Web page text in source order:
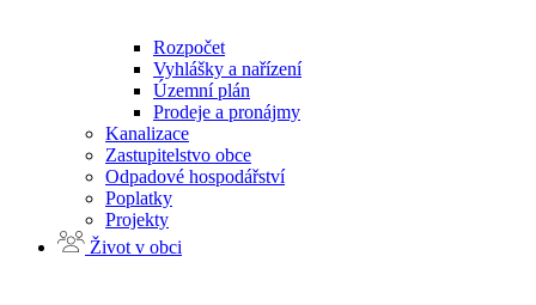
Rozpočet
Vyhlášky a nařízení
Územní plán
Prodeje a pronájmy
Kanalizace
Zastupitelstvo obce
Odpadové hospodářství
Poplatky
Projekty
Život v obci